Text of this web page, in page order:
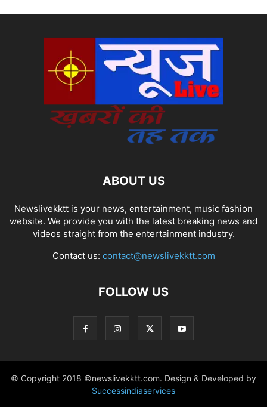
ABOUT US
Newslivekktt is your news, entertainment, music fashion
website. We provide you with the latest breaking news and
videos straight from the entertainment industry.
Contact us: contact@newslivekktt.com
FOLLOW US
© Copyright 2018 ©newslivekktt.com. Design & Developed by
Successindiaservices